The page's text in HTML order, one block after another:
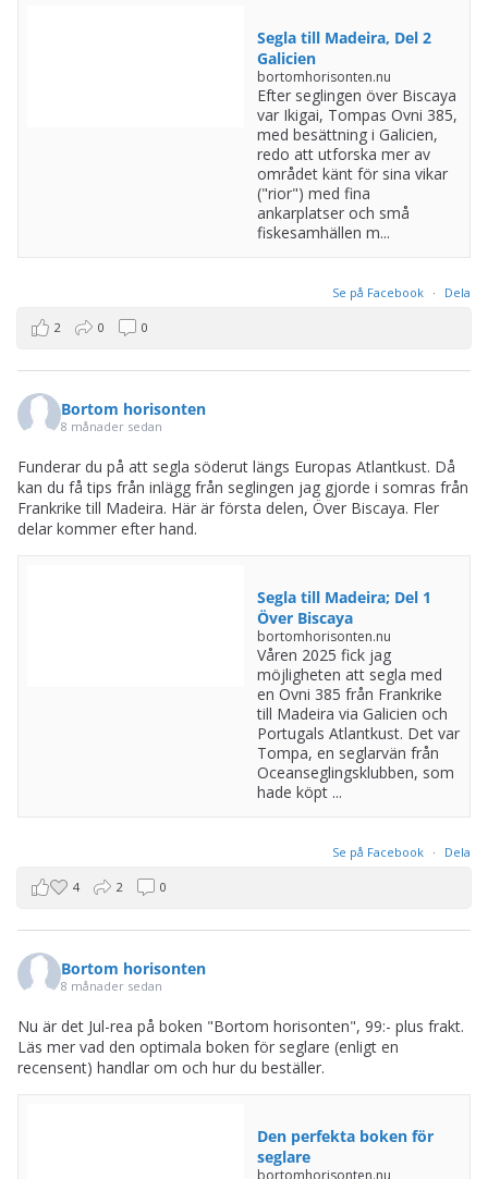
Segla till Madeira, Del 2
Galicien
bortomhorisonten.nu
Efter seglingen över Biscaya
var Ikigai, Tompas Ovni 385,
med besättning i Galicien,
redo att utforska mer av
området känt för sina vikar
("rior") med fina
ankarplatser och små
fiskesamhällen m...
Se på Facebook · Dela
2 0 0
Bortom horisonten
8 månader sedan
Funderar du på att segla söderut längs Europas Atlantkust. Då
kan du få tips från inlägg från seglingen jag gjorde i somras från
Frankrike till Madeira. Här är första delen, Över Biscaya. Fler
delar kommer efter hand.
Segla till Madeira; Del 1
Över Biscaya
bortomhorisonten.nu
Våren 2025 fick jag
möjligheten att segla med
en Ovni 385 från Frankrike
till Madeira via Galicien och
Portugals Atlantkust. Det var
Tompa, en seglarvän från
Oceanseglingsklubben, som
hade köpt ...
Se på Facebook · Dela
4 2 0
Bortom horisonten
8 månader sedan
Nu är det Jul-rea på boken "Bortom horisonten", 99:- plus frakt.
Läs mer vad den optimala boken för seglare (enligt en
recensent) handlar om och hur du beställer.
Den perfekta boken för
seglare